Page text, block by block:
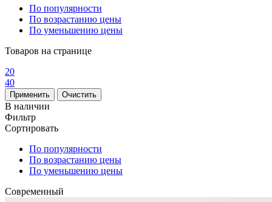
По популярности
По возрастанию цены
По уменьшению цены
Товаров на странице
20
40
В наличии
Фильтр
Сортировать
По популярности
По возрастанию цены
По уменьшению цены
Современный